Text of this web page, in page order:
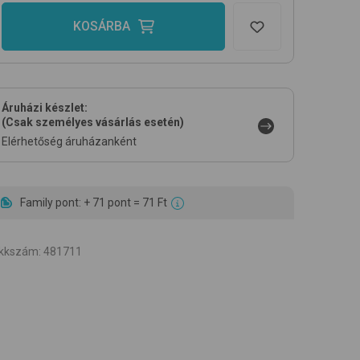
KOSÁRBA
Áruházi készlet:
(Csak személyes vásárlás esetén)
Elérhetőség áruházanként
Family pont: + 71 pont = 71 Ft
: 481711